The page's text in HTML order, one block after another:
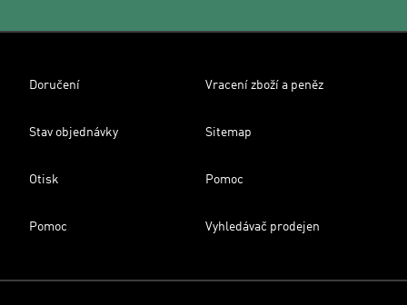
Doručení Vracení zboží a peněz
Stav objednávky Sitemap
Otisk Pomoc
Pomoc Vyhledávač prodejen